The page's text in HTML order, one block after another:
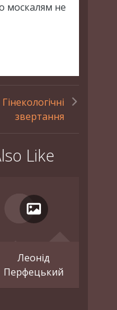
москалям не
Гінекологічні
звертання
Like
Леонід
Перфецький